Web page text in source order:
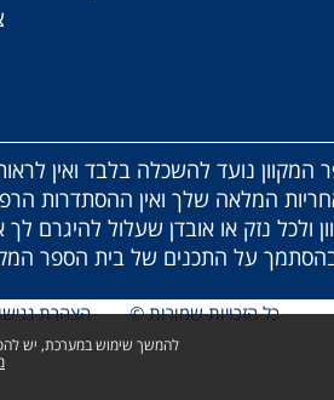
להמשך שימוש במערכת, יש
המקוון נועד להשכלה בלבד ואין
המלאה שלך ואין ההסתדרות
ולכל נזק או אובדן שעלול להיגרם
על התכנים של בית הספר
כל הזכויות שמורות © הצהרת